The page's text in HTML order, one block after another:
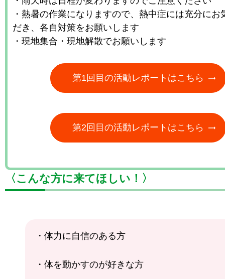
・熱暑の作業になりますので、熱中症には充分にお
だき、各自対策をお願いします
・現地集合・現地解散でお願いします
第1回目の活動レポートはこちら
第2回目の活動レポートはこちら
〈こんな方に来てほしい！〉
・体力に自信のある方
・体を動かすのが好きな方